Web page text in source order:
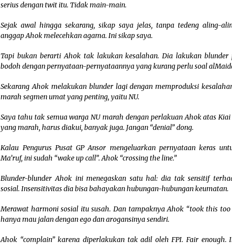
serius dengan twit itu. Tidak main-main.
Sejak awal hingga sekarang, sikap saya jelas, tanpa tedeng aling-
anggap Ahok melecehkan agama. Ini sikap saya.
Tapi bukan berarti Ahok tak lakukan kesalahan. Dia lakukan
bodoh dengan pernyataan-pernyataannya yang kurang perlu soal
Sekarang Ahok melakukan blunder lagi dengan memproduksi
marah segmen umat yang penting, yaitu NU.
Saya tahu tak semua warga NU marah dengan perlakuan Ahok atas Kiai
yang marah, harus diakui, banyak juga. Jangan “denial” dong.
Kalau Pengurus Pusat GP Ansor mengeluarkan pernyataan keras
Ma’ruf, ini sudah “wake up call”. Ahok “crossing the line.”
Blunder-blunder Ahok ini menegaskan satu hal: dia tak sensitif
sosial. Insensitivitas dia bisa bahayakan hubungan-hubungan keumatan.
Merawat harmoni sosial itu susah. Dan tampaknya Ahok “took this
hanya mau jalan dengan ego dan arogansinya sendiri.
Ahok “complain” karena diperlakukan tak adil oleh FPI. Fair enough.